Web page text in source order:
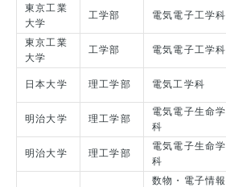
東京工業
大学
工学部 電気電子工学科
東京工業
大学
工学部 電気電子工学科
日本大学 理工学部 電気工学科
明治大学 理工学部
電気電子生命学
科
明治大学 理工学部
電気電子生命学
科
数物・電子情報